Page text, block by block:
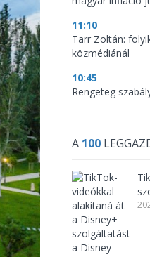
11:10
Tarr Zoltán:
közmédiánál
10:45
Rengeteg
A 100